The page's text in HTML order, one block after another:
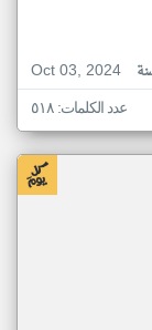
Oct 03, 2024
عدد الكلمات: ٥١٨